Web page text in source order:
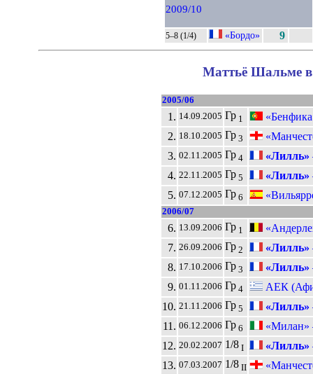
2009/10
5–8 (1/4) «Бордо» 9
Маттьё Шальме в
2005/06
1. 14.09.2005 Гр 1
2. 18.10.2005 Гр 3
3. 02.11.2005 Гр 4 «Лилль»
4. 22.11.2005 Гр 5 «Лилль»
5. 07.12.2005 Гр 6
2006/07
6. 13.09.2006 Гр 1
7. 26.09.2006 Гр 2 «Лилль»
8. 17.10.2006 Гр 3 «Лилль»
9. 01.11.2006 Гр 4
АЕК
10. 21.11.2006 Гр 5 «Лилль»
11. 06.12.2006 Гр 6
«Милан»
12. 20.02.2007 1/8 I «Лилль»
13. 07.03.2007 1/8 II